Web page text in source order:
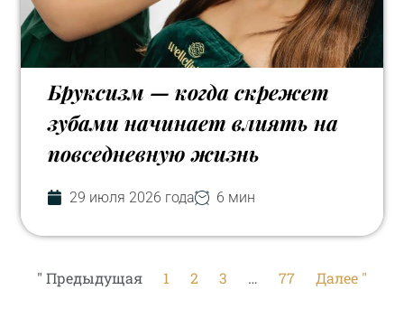
Бруксизм — когда скрежет
зубами начинает влиять на
повседневную жизнь
29 июля 2026 года 6 мин
" Предыдущая 1 2 3 … 77 Далее "